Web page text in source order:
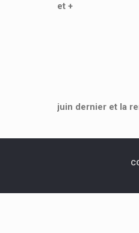
et +
juin dernier et la